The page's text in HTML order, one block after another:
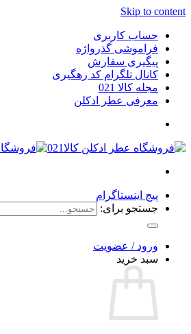
Skip to content
حساب کاربری
فراموشی گذرواژه
پیگیری سفارش
کانال تلگرام کد رهگیری
مجله کالا 021
معرفی عطر ادکلن
پیج اینستاگرام
جستجو برای:
ورود / عضویت
سبد خرید